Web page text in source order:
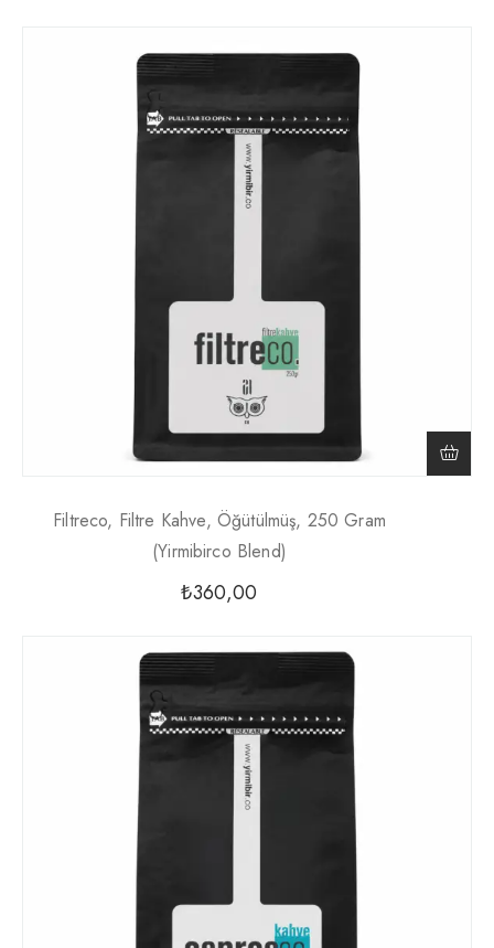
Filtreco, Filtre Kahve, Öğütülmüş, 250 Gram
(yirmibirco Blend)
₺360,00